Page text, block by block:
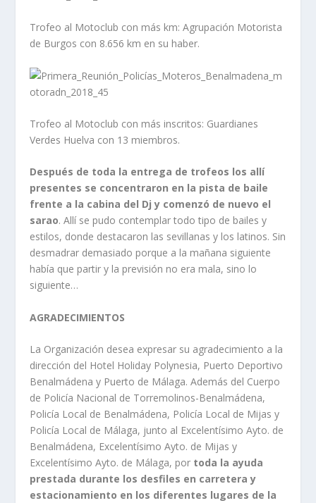
Trofeo al Motoclub con más km: Agrupación Motorista
de Burgos con 8.656 km en su haber.
Trofeo al Motoclub con más inscritos: Guardianes
Verdes Huelva con 13 miembros.
Después de toda la entrega de trofeos los allí
presentes se concentraron en la pista de baile
frente a la cabina del Dj y comenzó de nuevo el
sarao. Allí se pudo contemplar todo tipo de bailes y
estilos, donde destacaron las sevillanas y los latinos. Sin
desmadrar demasiado porque a la mañana siguiente
había que partir y la previsión no era mala, sino lo
siguiente…
AGRADECIMIENTOS
La Organización desea expresar su agradecimiento a la
dirección del Hotel Holiday Polynesia, Puerto Deportivo
Benalmádena y Puerto de Málaga. Además del Cuerpo
de Policía Nacional de Torremolinos-Benalmádena,
Policía Local de Benalmádena, Policía Local de Mijas y
Policía Local de Málaga, junto al Excelentísimo Ayto. de
Benalmádena, Excelentísimo Ayto. de Mijas y
Excelentísimo Ayto. de Málaga, por toda la ayuda
prestada durante los desfiles en carretera y
estacionamiento en los diferentes lugares de la